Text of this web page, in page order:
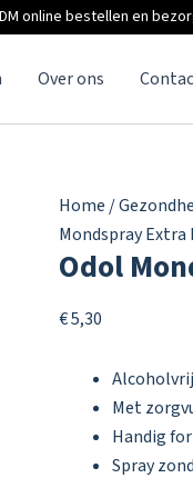
DM online bestellen en
Over ons
Home /
Mondspray Extra
Odol
€5,30
Met
Handig
Spray